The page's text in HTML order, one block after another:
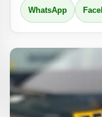
WhatsApp